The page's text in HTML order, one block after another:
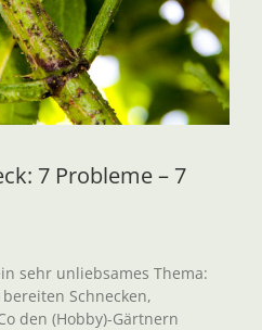
7 Probleme – 7
sehr unliebsames Thema:
bereiten Schnecken,
den (Hobby)-Gärtnern